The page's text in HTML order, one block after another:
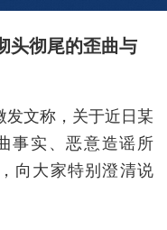
头彻尾的歪曲与
发文称，关于近日某
事实、恶意造谣所
向大家特别澄清说